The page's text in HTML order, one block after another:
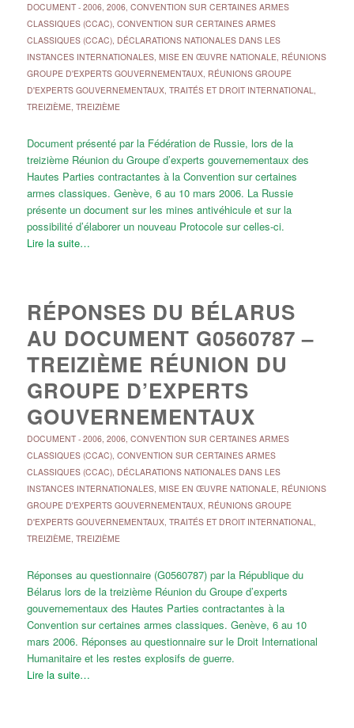
DOCUMENT- 2006, 2006, CONVENTION SUR CERTAINES ARMES
CLASSIQUES (CCAC), CONVENTION SUR CERTAINES ARMES
CLASSIQUES (CCAC), DÉCLARATIONS NATIONALES DANS LES
INSTANCES INTERNATIONALES, MISE EN ŒUVRE NATIONALE, RÉUNIONS
GROUPE D'EXPERTS GOUVERNEMENTAUX, RÉUNIONS GROUPE
D'EXPERTS GOUVERNEMENTAUX, TRAITÉS ET DROIT INTERNATIONAL,
TREIZIÈME, TREIZIÈME
Document présenté par la Fédération de Russie, lors de la
treizième Réunion du Groupe d’experts gouvernementaux des
Hautes Parties contractantes à la Convention sur certaines
armes classiques. Genève, 6 au 10 mars 2006. La Russie
présente un document sur les mines antivéhicule et sur la
possibilité d’élaborer un nouveau Protocole sur celles-ci.
Lire la suite…
RÉPONSES DU BÉLARUS
AU DOCUMENT G0560787 –
TREIZIÈME RÉUNION DU
GROUPE D’EXPERTS
GOUVERNEMENTAUX
DOCUMENT- 2006, 2006, CONVENTION SUR CERTAINES ARMES
CLASSIQUES (CCAC), CONVENTION SUR CERTAINES ARMES
CLASSIQUES (CCAC), DÉCLARATIONS NATIONALES DANS LES
INSTANCES INTERNATIONALES, MISE EN ŒUVRE NATIONALE, RÉUNIONS
GROUPE D'EXPERTS GOUVERNEMENTAUX, RÉUNIONS GROUPE
D'EXPERTS GOUVERNEMENTAUX, TRAITÉS ET DROIT INTERNATIONAL,
TREIZIÈME, TREIZIÈME
Réponses au questionnaire (G0560787) par la République du
Bélarus lors de la treizième Réunion du Groupe d’experts
gouvernementaux des Hautes Parties contractantes à la
Convention sur certaines armes classiques. Genève, 6 au 10
mars 2006. Réponses au questionnaire sur le Droit International
Humanitaire et les restes explosifs de guerre.
Lire la suite…